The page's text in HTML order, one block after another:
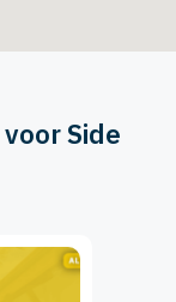
voor Side